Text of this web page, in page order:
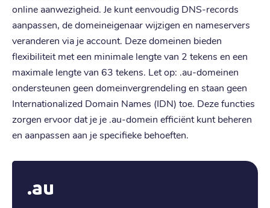
online aanwezigheid. Je kunt eenvoudig DNS-records
aanpassen, de domeineigenaar wijzigen en nameservers
veranderen via je account. Deze domeinen bieden
flexibiliteit met een minimale lengte van 2 tekens en een
maximale lengte van 63 tekens. Let op: .au-domeinen
ondersteunen geen domeinvergrendeling en staan geen
Internationalized Domain Names (IDN) toe. Deze functies
zorgen ervoor dat je je .au-domein efficiënt kunt beheren
en aanpassen aan je specifieke behoeften.
.au